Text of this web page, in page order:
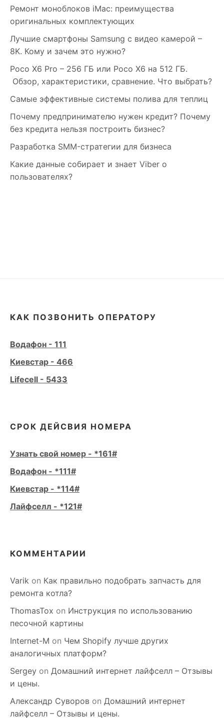
Ремонт моноблоков iMac: преимущества
оригинальных комплектующих
Лучшие смартфоны Samsung c видео камерой –
8K. Кому и зачем это нужно?
Poco X6 Pro – 256 ГБ или Poco X6 на 512 ГБ.
Обзор, характеристики, сравнение. Что выбрать?
Самые эффективные системы полива для теплиц
Почему предпринимателю нужен кредит? Почему
без кредита нельзя построить бизнес?
Разработка SMM-стратегии для бизнеса
Какие данные собирает и знает Viber о
пользователях?
КАК ПОЗВОНИТЬ ОПЕРАТОРУ
Водафон - 111
Киевстар - 466
Lifecell - 5433
СРОК ДЕЙСВИЯ НОМЕРА
Узнать свой номер - *161#
Водафон - *111#
Киевстар - *114#
Лайфселл - *121#
КОММЕНТАРИИ
Varik on Как правильно подобрать запчасть для
ремонта котла?
ThomasTox on Инструкция по использованию
песочной картины
Internet-M on Чем Shopify лучше других
аналогичных платформ?
Sergey on Домашний интернет лайфселл – Отзывы
и цены.
Александр Суворов on Домашний интернет
лайфселл – Отзывы и цены.